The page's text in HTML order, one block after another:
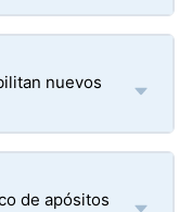
nuevos
de apósitos